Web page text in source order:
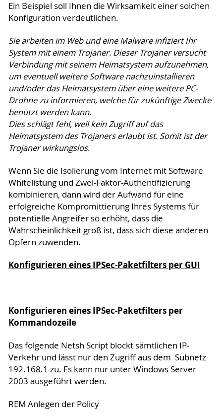
Ein Beispiel soll Ihnen die Wirksamkeit einer solchen
Konfiguration verdeutlichen.
Sie arbeiten im Web und eine Malware infiziert Ihr
System mit einem Trojaner. Dieser Trojaner versucht
Verbindung mit seinem Heimatsystem aufzunehmen,
um eventuell weitere Software nachzuinstallieren
und/oder das Heimatsystem über eine weitere PC-
Drohne zu informieren, welche für zukünftige Zwecke
benutzt werden kann.
Dies schlägt fehl, weil kein Zugriff auf das
Heimatsystem des Trojaners erlaubt ist. Somit ist der
Trojaner wirkungslos.
Wenn Sie die Isolierung vom Internet mit Software
Whitelistung und Zwei-Faktor-Authentifizierung
kombinieren, dann wird der Aufwand für eine
erfolgreiche Kompromittierung Ihres Systems für
potentielle Angreifer so erhöht, dass die
Wahrscheinlichkeit groß ist, dass sich diese anderen
Opfern zuwenden.
Konfigurieren eines IPSec-Paketfilters per GUI
Konfigurieren eines IPSec-Paketfilters per
Kommandozeile
Das folgende Netsh Script blockt sämtlichen IP-
Verkehr und lässt nur den Zugriff aus dem Subnetz
192.168.1 zu. Es kann nur unter Windows Server
2003 ausgeführt werden.
REM Anlegen der Policy